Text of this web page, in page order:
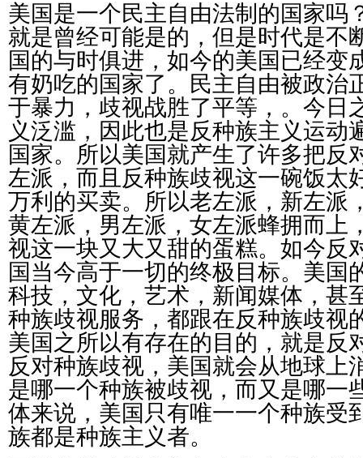
美国是一个民主自由法制的国家吗
就是曾经可能是的，但是时代是不
国的与时俱进，如今的美国已经变
有奶吃的国家了。民主自由被政治
于暴力，歧视战胜了平等，。今日
义泛滥，因此也是反种族主义运动
国家。所以美国就产生了许多把反
左派，而且反种族歧视这一碗饭太
万利的买卖。所以老左派，新左派
黄左派，男左派，女左派蜂拥而上
视这一块又大又甜的蛋糕。如今反
国当今高于一切的终极目标。美国
科技，文化，艺术，新闻媒体，甚
种族歧视服务，都跟在反种族歧视
美国之所以有存在的目的，就是反
反对种族歧视，美国就会从地球上
是哪一个种族被歧视，而又是哪一
体来说，美国只有唯一一个种族受
族都是种族主义者。